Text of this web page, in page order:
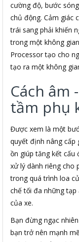
cường độ, bước
chủ động. Cảm giác
trái sang phải khiến
trong một không
Processor tạo cho
tạo ra một không
Cách âm
tầm phụ
Được xem là một
quyết định nâng cấp
ồn giúp tăng kết cấu
xử lý dành riêng cho
trong quá trình loa
chế tối đa những
của xe.
Bạn đừng ngạc
bạn trở nên mạnh